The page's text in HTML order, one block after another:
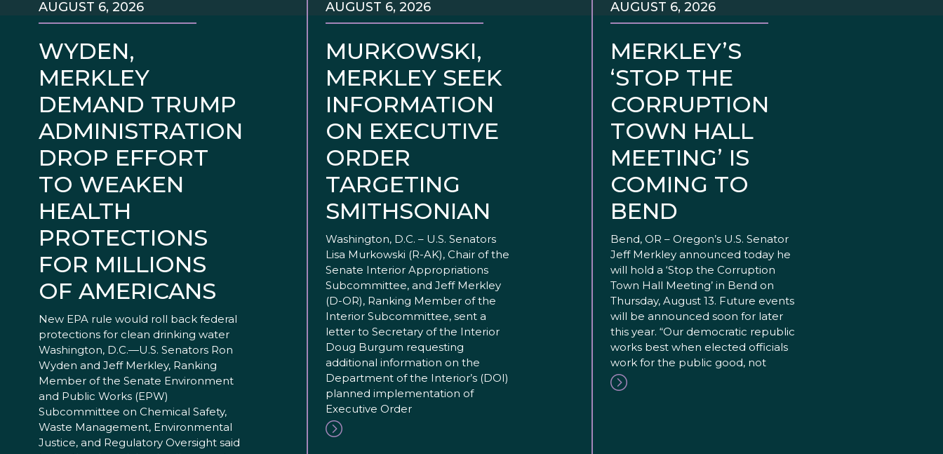
WYDEN,
MERKLEY
DEMAND TRUMP
ADMINISTRATION
DROP EFFORT
TO WEAKEN
HEALTH
PROTECTIONS
FOR MILLIONS
OF AMERICANS
AUGUST 6, 2026
New EPA rule would roll back federal
protections for clean drinking water
Washington, D.C.—U.S. Senators Ron
Wyden and Jeff Merkley, Ranking
Member of the Senate Environment
and Public Works (EPW)
Subcommittee on Chemical Safety,
Waste Management, Environmental
Justice, and Regulatory Oversight said
MURKOWSKI,
MERKLEY SEEK
INFORMATION
ON EXECUTIVE
ORDER
TARGETING
SMITHSONIAN
AUGUST 6, 2026
Washington, D.C. – U.S. Senators
Lisa Murkowski (R-AK), Chair of the
Senate Interior Appropriations
Subcommittee, and Jeff Merkley
(D-OR), Ranking Member of the
Interior Subcommittee, sent a
letter to Secretary of the Interior
Doug Burgum requesting
additional information on the
Department of the Interior’s (DOI)
planned implementation of
Executive Order
MERKLEY’S
‘STOP THE
CORRUPTION
TOWN HALL
MEETING’ IS
COMING TO
BEND
AUGUST 6, 2026
Bend, OR – Oregon’s U.S. Senator
Jeff Merkley announced today he
will hold a ‘Stop the Corruption
Town Hall Meeting’ in Bend on
Thursday, August 13. Future events
will be announced soon for later
this year. “Our democratic republic
works best when elected officials
work for the public good, not